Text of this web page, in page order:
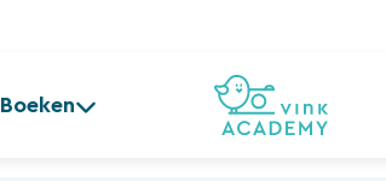
Boeken